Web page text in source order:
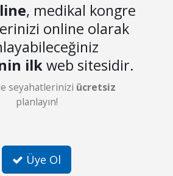
, medikal kongre
online olarak
ilkweb sitesidir.
seyahatlerinizi ücretsiz
planlayın!
Üye Ol